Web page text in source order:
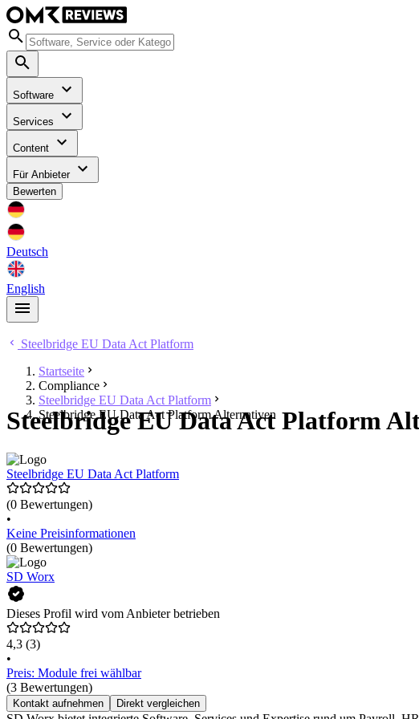
Software
Services
Content
Für Anbieter
Bewerten
Deutsch
English
Steelbridge EU Data Act Platform
Startseite
Compliance
Steelbridge EU Data Act Platform
Steelbridge EU Data Act Platform Alternativen
Steelbridge EU Data Act Platform
Steelbridge EU Data Act Platform
(0 Bewertungen)
•
Keine Preisinformationen
(0 Bewertungen)
SD Worx
Dieses Profil wird vom Anbieter betrieben
4,3 (3)
•
Preis: Module frei wählbar
(3 Bewertungen)
Kontakt aufnehmen Direkt vergleichen